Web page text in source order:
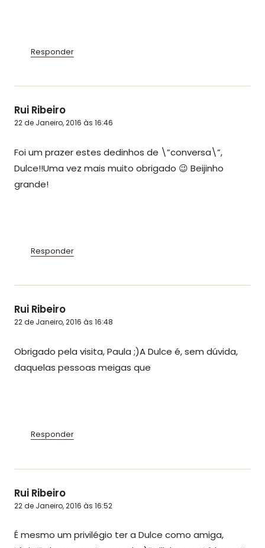
Responder
Rui Ribeiro
22 de Janeiro, 2016 às 16:46
Foi um prazer estes dedinhos de \”conversa\”,
Dulce!!Uma vez mais muito obrigado 😉 Beijinho
grande!
Responder
Rui Ribeiro
22 de Janeiro, 2016 às 16:48
Obrigado pela visita, Paula ;)A Dulce é, sem dúvida,
daquelas pessoas meigas que
Responder
Rui Ribeiro
22 de Janeiro, 2016 às 16:52
É mesmo um privilégio ter a Dulce como amiga,